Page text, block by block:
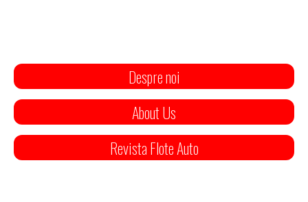
Despre noi
About Us
Revista Flote Auto